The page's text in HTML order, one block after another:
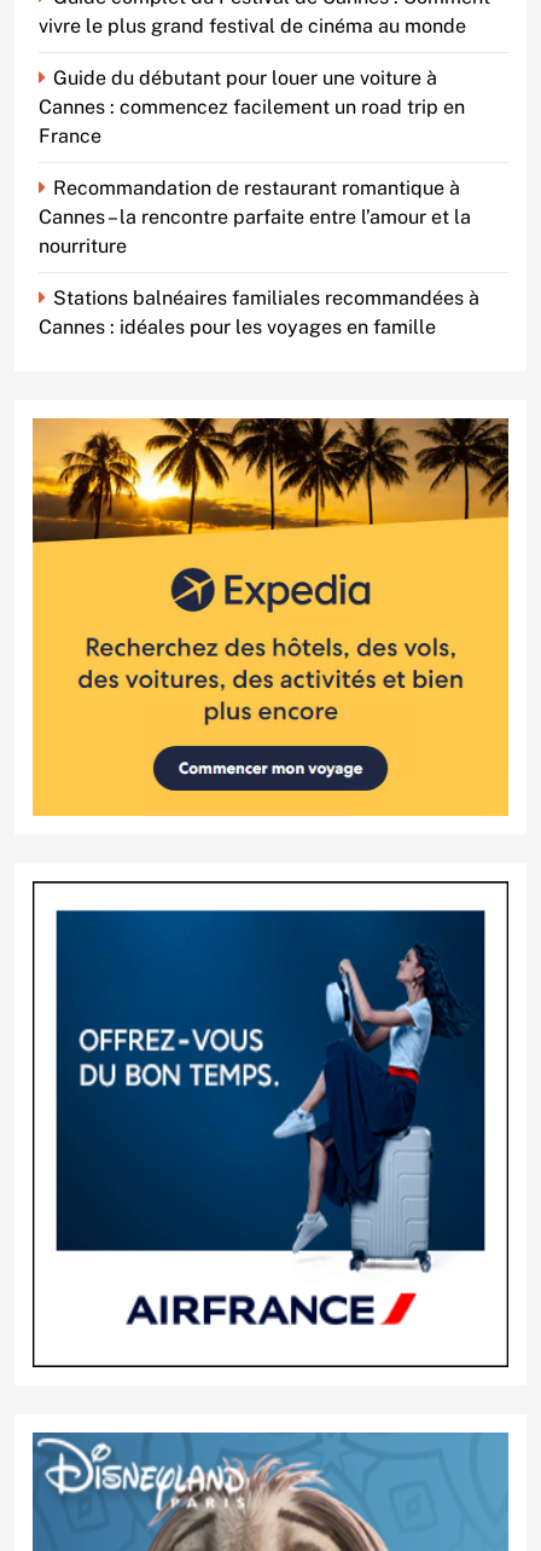
vivre le plus grand festival de cinéma au monde
Guide du débutant pour louer une voiture à
Cannes : commencez facilement un road trip en
France
Recommandation de restaurant romantique à
Cannes – la rencontre parfaite entre l’amour et la
nourriture
Stations balnéaires familiales recommandées à
Cannes : idéales pour les voyages en famille